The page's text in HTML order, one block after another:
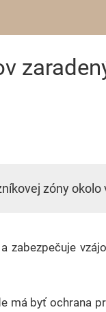
zóny
má byť ochrana